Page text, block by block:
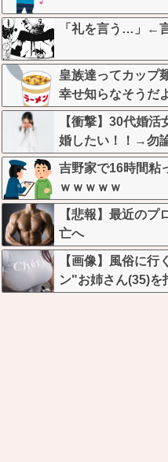
「礼を言う…」←
皇族達ってカップ
幸せ知らなそうだ
【衝撃】30代婚
婚したい！！→勿
な？？？？？？？
吉野家で16時間粘
ｗｗｗｗｗ
【悲報】最近のプ
亡へ
【画像】風俗に行
ン"お姉さん(35)を